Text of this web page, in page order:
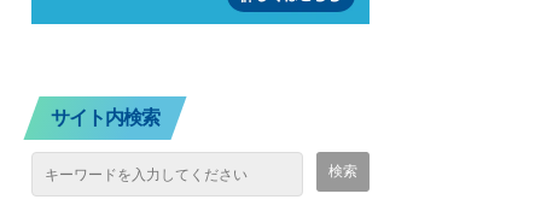
サイト内検索